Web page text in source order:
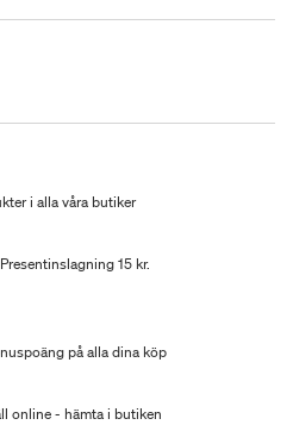
i alla våra butiker
Presentinslagning 15 kr.
på alla dina köp
online - hämta i butiken